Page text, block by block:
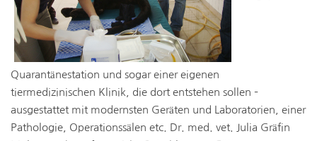
Quarantänestation und sogar einer eigenen
tiermedizinischen Klinik, die dort entstehen sollen –
ausgestattet mit modernsten Geräten und Laboratorien, einer
Pathologie, Operationssälen etc. Dr. med. vet. Julia Gräfin